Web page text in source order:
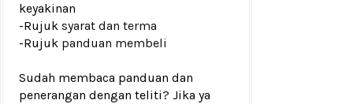
keyakinan
-Rujuk syarat dan terma
-Rujuk panduan membeli
Sudah membaca panduan dan
penerangan dengan teliti? Jika ya